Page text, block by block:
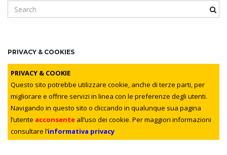
o
e
c
k
e
y
w
o
d
PRIVACY & COOKIES
PRIVACY & COOKIE
Questo sito potrebbe utilizzare cookie, anche di terze parti, per
migliorare e offrire servizi in linea con le preferenze degli utenti.
Navigando in questo sito o cliccando in qualunque sua pagina
l’utente acconsente all’uso dei cookie. Per maggiori informazioni
consultare l’informativa privacy